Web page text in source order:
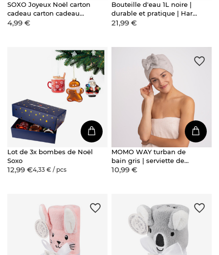
SOXO Joyeux Noël carton
cadeau carton cadeau
emballage vacances de
4,99 €
Bouteille d'eau 1L noire |
durable et pratique | Harry
Potter
21,99 €
Lot de 3x bombes de Noël
Soxo
12,99 €4,33 € / pcs
MOMO WAY turban de
bain gris | serviette de
bain
10,99 €